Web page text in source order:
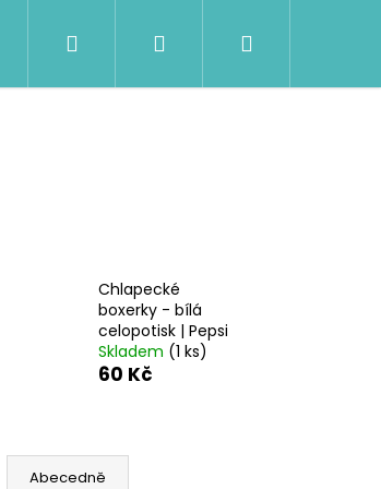
OBLEČENÍ Kontakty
Přihlášení
Chlapecké
boxerky - bílá
celopotisk | Pepsi
Skladem (1 ks)
60 Kč
Abecedně